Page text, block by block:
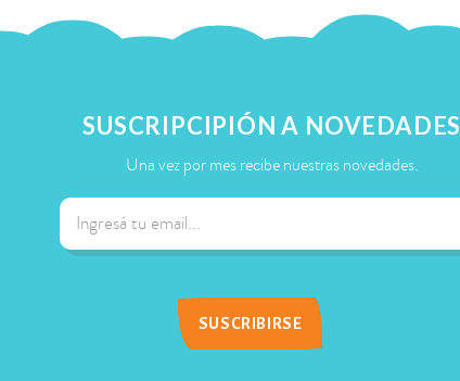
SUSCRIPCIPIÓN A NOVEDADES
Una vez por mes recibe nuestras novedades.